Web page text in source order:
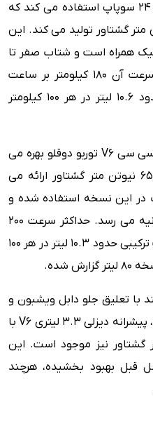
3956 سی سی V6 با 6 سیلندر و 24 سوپاپ استفاده می کند که
قدرت و 385 نیوتن متر گشتاور تولید می کند. این
اتوماتیک همراه است و شتاب صفر تا
صد حدود 11 ثانیه دارد. حداکثر سرعت آن 180 کیلومتر بر ساعت
بوده و مصرف سوخت ترکیبی حدود 10.6 لیتر در هر 100 کیلومتر
نسخه توربوشارژ از موتور 3444 سی سی V6 توربو دوقلو بهره می
برد که 409 اسب بخار قدرت و 650 نیوتن متر گشتاور ارائه می
اتوماتیک در این نسخه استفاده شده و
شتاب صفر تا صد به حدود 7 ثانیه می رسد. حداکثر سرعت 200
کیلومتر بر ساعت و مصرف سوخت ترکیبی حدود 10.3 لیتر در هر 100
شده.
با تعلیق جلو دابل ویشبون و
عقب مولتی لینک. در برخی بازارها، پیشرانه دیزلی 3.3 لیتری V6 با
700 نیوتن متر گشتاور نیز موجود است. این
قبل بهبود بخشیده، هرچند